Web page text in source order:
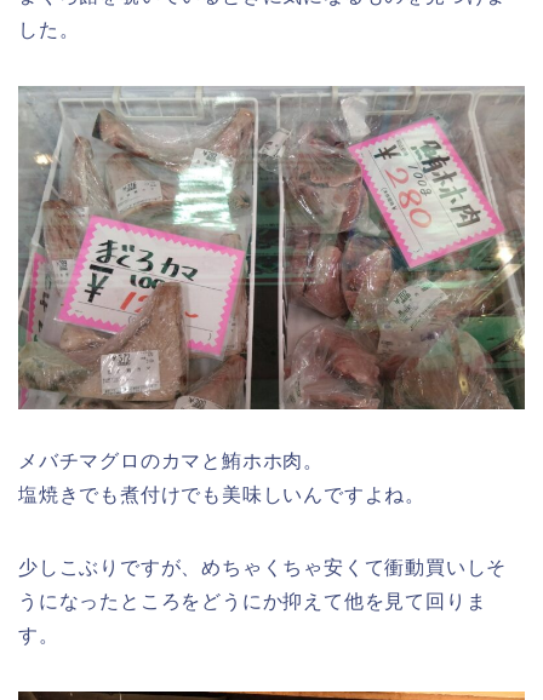
した。
メバチマグロのカマと鮪ホホ肉。
塩焼きでも煮付けでも美味しいんですよね。
少しこぶりですが、めちゃくちゃ安くて衝動買いしそ
うになったところをどうにか抑えて他を見て回りま
す。